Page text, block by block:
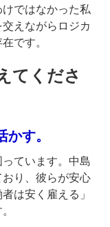
ではなかった私
えながらロジカ
です。
てくださ
す。
ています。中島
り、彼らが安心
は安く雇える」